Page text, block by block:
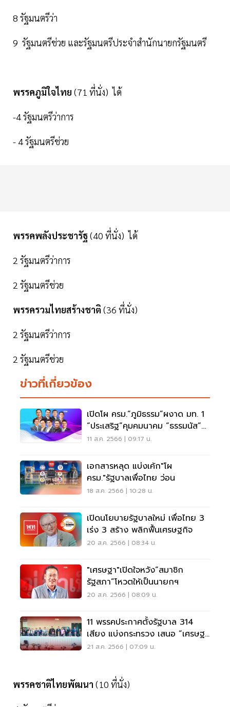
8 รัฐมนตรีว่า
9 รัฐมนตรีช่วย และรัฐมนตรีประจำสำนักนายกรัฐมนตรี
พรรคภูมิใจไทย (71 ที่นั่ง) ได้
-4 รัฐมนตรีว่าการ
- 4 รัฐมนตรีช่วย
พรรคพลังประชารัฐ(40 ที่นั่ง) ได้
2 รัฐมนตรีว่าการ
2 รัฐมนตรีช่วย
พรรครวมไทยสร้างชาติ (36 ที่นั่ง)
2 รัฐมนตรีว่าการ
2 รัฐมนตรีช่วย
ข่าวที่เกี่ยวข้อง
เปิดโผ ครม.“ภูมิธรรม”ผงาด มท. 1
“ประเสริฐ”คุมคมนาคม “ธรรมนัส”ดู
เกษตร
11 ส.ค. 2566 | 09:17 น.
เอกสารหลุด แบ่งเค้ก"โผ
ครม."รัฐบาลเพื่อไทย ว่อน
18 ส.ค. 2566 | 10:28 น.
เปิดนโยบายรัฐบาลใหม่ เพื่อไทย 3
เร่ง 3 สร้าง พลิกฟื้นเศรษฐกิจ
20 ส.ค. 2566 | 08:34 น.
"เศรษฐา"เปิดใจหวัง“สมาชิก
รัฐสภา”โหวตให้เป็นนายกฯ
20 ส.ค. 2566 | 08:09 น.
11 พรรคประกาศตั้งรัฐบาล 314
เสียง แบ่งกระทรวง เสนอ “เศรษฐ
า” นายกฯ
21 ส.ค. 2566 | 07:09 น.
พรรคชาติไทยพัฒนา (10 ที่นั่ง)